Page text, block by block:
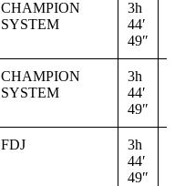
CHAMPION
SYSTEM
3h
44′
49″
CHAMPION
SYSTEM
3h
44′
49″
FDJ
3h
44′
49″